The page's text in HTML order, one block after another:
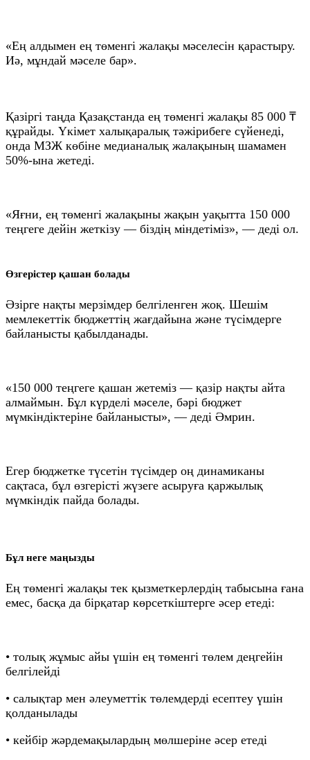
«Ең алдымен ең төменгі жалақы мәселесін қарастыру.
Иә, мұндай мәселе бар».
Қазіргі таңда Қазақстанда ең төменгі жалақы 85 000 ₸
құрайды. Үкімет халықаралық тәжірибеге сүйенеді,
онда МЗЖ көбіне медианалық жалақының шамамен
50%-ына жетеді.
«Яғни, ең төменгі жалақыны жақын уақытта 150 000
теңгеге дейін жеткізу — біздің міндетіміз», — деді ол.
Өзгерістер қашан болады
Әзірге нақты мерзімдер белгіленген жоқ. Шешім
мемлекеттік бюджеттің жағдайына және түсімдерге
байланысты қабылданады.
«150 000 теңгеге қашан жетеміз — қазір нақты айта
алмаймын. Бұл күрделі мәселе, бәрі бюджет
мүмкіндіктеріне байланысты», — деді Әмрин.
Егер бюджетке түсетін түсімдер оң динамиканы
сақтаса, бұл өзгерісті жүзеге асыруға қаржылық
мүмкіндік пайда болады.
Бұл неге маңызды
Ең төменгі жалақы тек қызметкерлердің табысына ғана
емес, басқа да бірқатар көрсеткіштерге әсер етеді:
• толық жұмыс айы үшін ең төменгі төлем деңгейін
белгілейді
• салықтар мен әлеуметтік төлемдерді есептеу үшін
қолданылады
• кейбір жәрдемақылардың мөлшеріне әсер етеді